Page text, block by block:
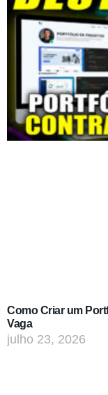
Como Criar um
Vaga
julho 23, 2026